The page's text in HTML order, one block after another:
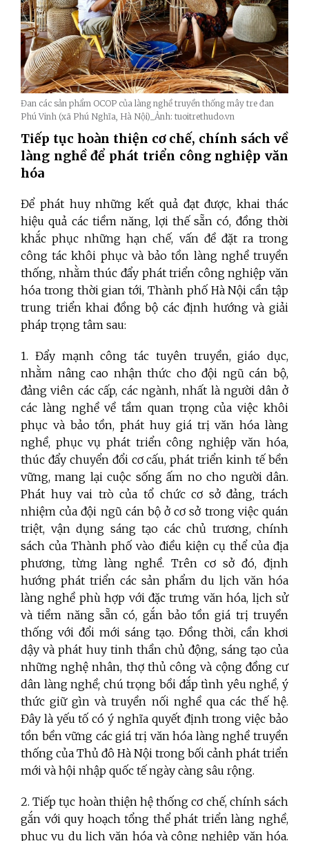
Đan các sản phẩm OCOP của làng nghề truyền thống mây tre đan
Phú Vinh (xã Phú Nghĩa, Hà Nội)_Ảnh: tuoitrethudo.vn
Tiếp tục hoàn thiện cơ chế, chính sách về
làng nghề để phát triển công nghiệp văn
hóa
Để phát huy những kết quả đạt được, khai thác
hiệu quả các tiềm năng, lợi thế sẵn có, đồng thời
khắc phục những hạn chế, vấn đề đặt ra trong
công tác khôi phục và bảo tồn làng nghề truyền
thống, nhằm thúc đẩy phát triển công nghiệp văn
hóa trong thời gian tới, Thành phố Hà Nội cần tập
trung triển khai đồng bộ các định hướng và giải
pháp trọng tâm sau:
1. Đẩy mạnh công tác tuyên truyền, giáo dục,
nhằm nâng cao nhận thức cho đội ngũ cán bộ,
đảng viên các cấp, các ngành, nhất là người dân ở
các làng nghề về tầm quan trọng của việc khôi
phục và bảo tồn, phát huy giá trị văn hóa làng
nghề, phục vụ phát triển công nghiệp văn hóa,
thúc đẩy chuyển đổi cơ cấu, phát triển kinh tế bền
vững, mang lại cuộc sống ấm no cho người dân.
Phát huy vai trò của tổ chức cơ sở đảng, trách
nhiệm của đội ngũ cán bộ ở cơ sở trong việc quán
triệt, vận dụng sáng tạo các chủ trương, chính
sách của Thành phố vào điều kiện cụ thể của địa
phương, từng làng nghề. Trên cơ sở đó, định
hướng phát triển các sản phẩm du lịch văn hóa
làng nghề phù hợp với đặc trưng văn hóa, lịch sử
và tiềm năng sẵn có, gắn bảo tồn giá trị truyền
thống với đổi mới sáng tạo. Đồng thời, cần khơi
dậy và phát huy tinh thần chủ động, sáng tạo của
những nghệ nhân, thợ thủ công và cộng đồng cư
dân làng nghề; chú trọng bồi đắp tình yêu nghề, ý
thức giữ gìn và truyền nối nghề qua các thế hệ.
Đây là yếu tố có ý nghĩa quyết định trong việc bảo
tồn bền vững các giá trị văn hóa làng nghề truyền
thống của Thủ đô Hà Nội trong bối cảnh phát triển
mới và hội nhập quốc tế ngày càng sâu rộng.
2. Tiếp tục hoàn thiện hệ thống cơ chế, chính sách
gắn với quy hoạch tổng thể phát triển làng nghề,
phục vụ du lịch văn hóa và công nghiệp văn hóa.